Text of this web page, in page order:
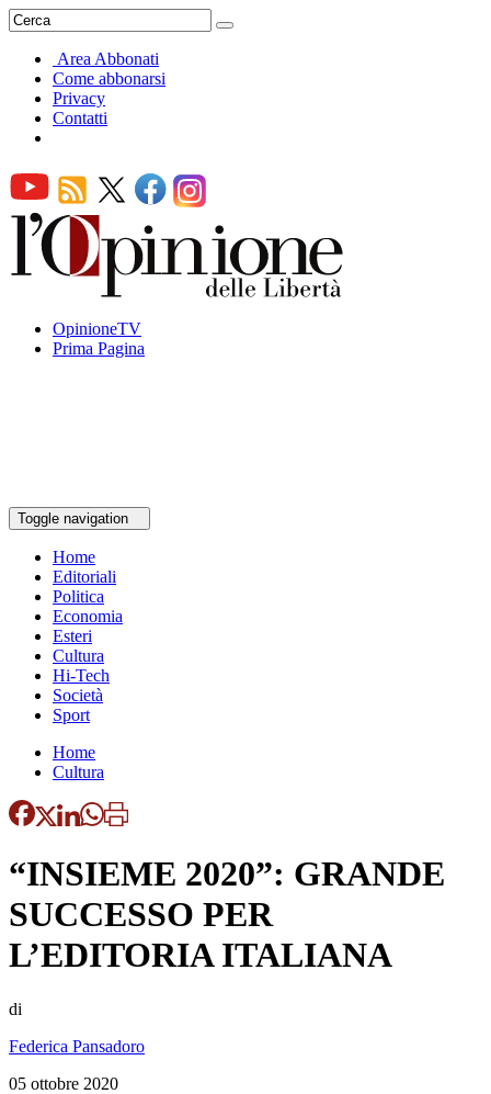
Area Abbonati
Come abbonarsi
Privacy
Contatti
OpinioneTV
Prima Pagina
Toggle navigation
Home
Editoriali
Politica
Economia
Esteri
Cultura
Hi-Tech
Società
Sport
Home
Cultura
“INSIEME 2020”: GRANDE
SUCCESSO PER
L’EDITORIA ITALIANA
di
Federica Pansadoro
05 ottobre 2020